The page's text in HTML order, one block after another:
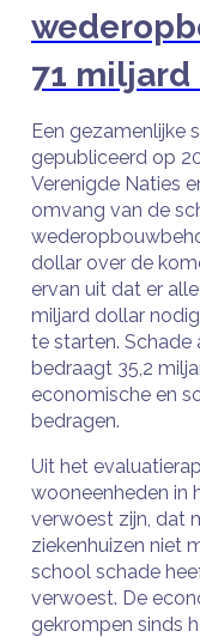
71
Een gezamenlijke
gepubliceerd op
Verenigde Naties
omvang van de
dollar over de
ervan uit dat er
miljard dollar
te starten. Schade
bedraagt ​​35,2
economische en
bedragen.
Uit het
wooneenheden in
verwoest zijn, dat
ziekenhuizen niet
school schade
verwoest. De
gekrompen sinds